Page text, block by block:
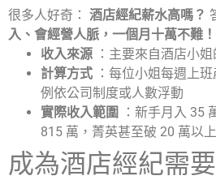
很多人好奇： 酒店經紀薪水高嗎？
入、會經營人脈，一個月十萬不難！
收入來源 ：主要來自酒店小姐
計算方式 ：每位小姐每週上
例依公司制度或人數浮動
實際收入範圍
：新手月入 35
815 萬，菁英甚至破 20 萬以上
成為酒店經紀需